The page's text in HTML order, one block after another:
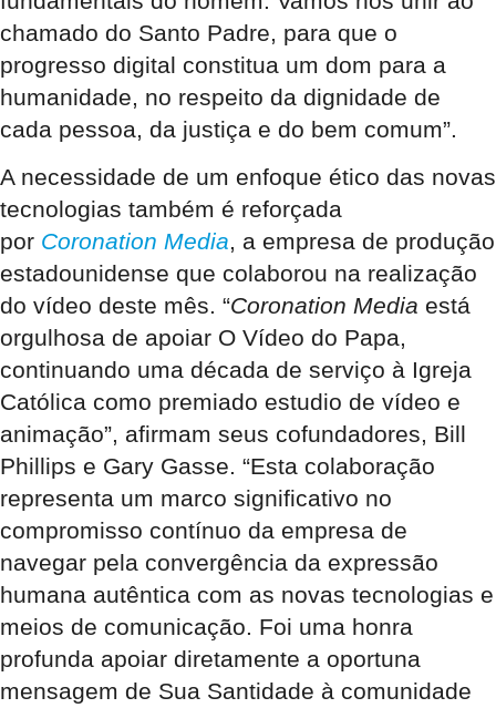
chamado do Santo Padre, para que o
progresso digital constitua um dom para a
humanidade, no respeito da dignidade de
cada pessoa, da justiça e do bem comum”.
A necessidade de um enfoque ético das novas
tecnologias também é reforçada
por Coronation Media, a empresa de produção
estadounidense que colaborou na realização
do vídeo deste mês. “Coronation Media está
orgulhosa de apoiar O Vídeo do Papa,
continuando uma década de serviço à Igreja
Católica como premiado estudio de vídeo e
animação”, afirmam seus cofundadores, Bill
Phillips e Gary Gasse. “Esta colaboração
representa um marco significativo no
compromisso contínuo da empresa de
navegar pela convergência da expressão
humana autêntica com as novas tecnologias e
meios de comunicação. Foi uma honra
profunda apoiar diretamente a oportuna
mensagem de Sua Santidade à comunidade